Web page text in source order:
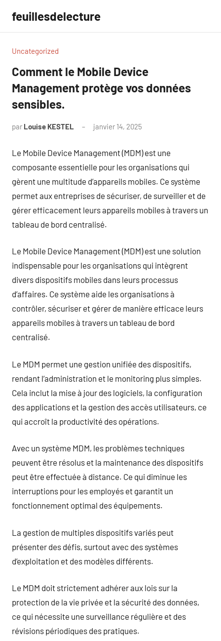
contenu
feuillesdelecture
Uncategorized
Comment le Mobile Device
Management protège vos données
sensibles.
par Louise KESTEL janvier 14, 2025
Le Mobile Device Management (MDM) est une
composante essentielle pour les organisations qui
gèrent une multitude d’appareils mobiles. Ce système
permet aux entreprises de sécuriser, de surveiller et de
gérer efficacement leurs appareils mobiles à travers un
tableau de bord centralisé.
Le Mobile Device Management (MDM) est une solution
indispensable pour les organisations qui intègrent
divers dispositifs mobiles dans leurs processus
d’affaires. Ce système aide les organisations à
contrôler, sécuriser et gérer de manière efficace leurs
appareils mobiles à travers un tableau de bord
centralisé.
Le MDM permet une gestion unifiée des dispositifs,
rendant l’administration et le monitoring plus simples.
Cela inclut la mise à jour des logiciels, la configuration
des applications et la gestion des accès utilisateurs, ce
qui accroît la productivité des opérations.
Avec un système MDM, les problèmes techniques
peuvent être résolus et la maintenance des dispositifs
peut être effectuée à distance. Ce qui diminue les
interruptions pour les employés et garantit un
fonctionnement optimal des équipements.
La gestion de multiples dispositifs variés peut
présenter des défis, surtout avec des systèmes
d’exploitation et des modèles différents.
Le MDM doit strictement adhérer aux lois sur la
protection de la vie privée et la sécurité des données,
ce qui nécessite une surveillance régulière et des
révisions périodiques des pratiques.